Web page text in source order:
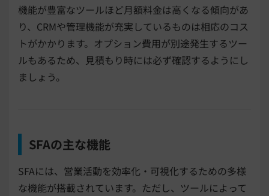
機能が豊富なツールほど月額料金は高くなる傾向があ
り、CRMや管理機能が充実しているものは相応のコス
トがかかります。オプション費用が別途発生するツー
ルもあるため、見積もり時には必ず確認するようにし
ましょう。
SFAの主な機能
SFAには、営業活動を効率化・可視化するための多様
な機能が搭載されています。ただし、ツールによって